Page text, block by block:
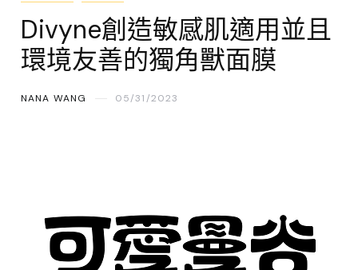
Divyne創造敏感肌適用並且
環境友善的獨角獸面膜
NANA WANG 05/31/2023